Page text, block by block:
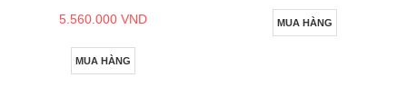
5.560.000 VND
MUA HÀNG
MUA HÀNG